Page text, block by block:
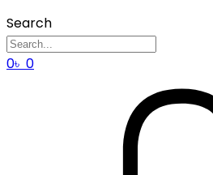
Search
0৳ 0